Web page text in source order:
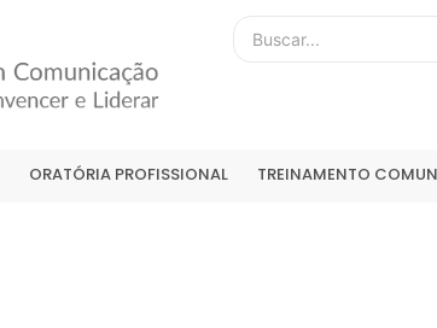
ORATÓRIA PROFISSIONAL TREINAMENTO